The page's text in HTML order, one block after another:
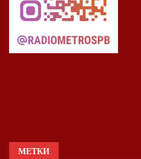
МЕТКИ